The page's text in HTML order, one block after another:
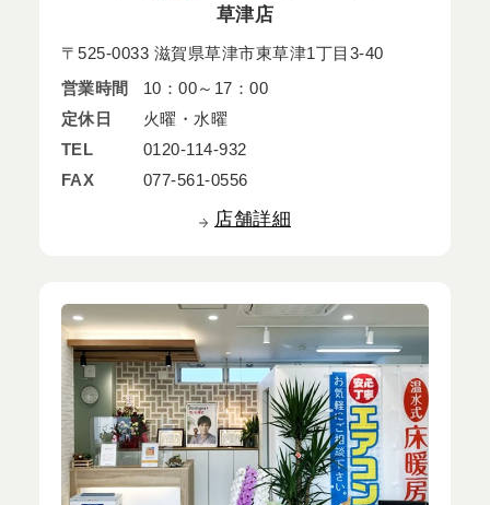
草津店
〒525-0033 滋賀県草津市東草津1丁目3-40
営業時間
10：00～17：00
定休日
火曜・水曜
TEL
0120-114-932
FAX
077-561-0556
店舗詳細